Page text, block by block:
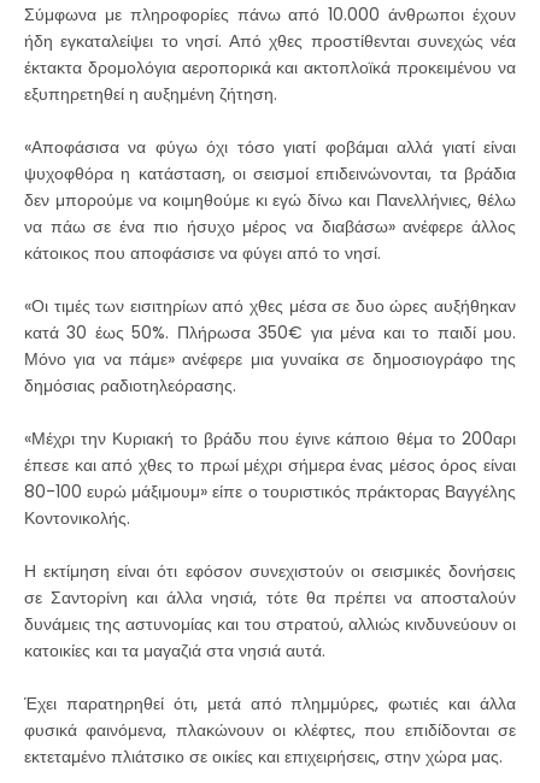
Σύμφωνα με πληροφορίες πάνω από 10.000 άνθρωποι έχουν
ήδη εγκαταλείψει το νησί. Από χθες προστίθενται συνεχώς νέα
έκτακτα δρομολόγια αεροπορικά και ακτοπλοϊκά προκειμένου να
εξυπηρετηθεί η αυξημένη ζήτηση.
«Αποφάσισα να φύγω όχι τόσο γιατί φοβάμαι αλλά γιατί είναι
ψυχοφθόρα η κατάσταση, οι σεισμοί επιδεινώνονται, τα βράδια
δεν μπορούμε να κοιμηθούμε κι εγώ δίνω και Πανελλήνιες, θέλω
να πάω σε ένα πιο ήσυχο μέρος να διαβάσω» ανέφερε άλλος
κάτοικος που αποφάσισε να φύγει από το νησί.
«Οι τιμές των εισιτηρίων από χθες μέσα σε δυο ώρες αυξήθηκαν
κατά 30 έως 50%. Πλήρωσα 350€ για μένα και το παιδί μου.
Μόνο για να πάμε» ανέφερε μια γυναίκα σε δημοσιογράφο της
δημόσιας ραδιοτηλεόρασης.
«Μέχρι την Κυριακή το βράδυ που έγινε κάποιο θέμα το 200αρι
έπεσε και από χθες το πρωί μέχρι σήμερα ένας μέσος όρος είναι
80-100 ευρώ μάξιμουμ» είπε ο τουριστικός πράκτορας Βαγγέλης
Κοντονικολής.
Η εκτίμηση είναι ότι εφόσον συνεχιστούν οι σεισμικές δονήσεις
σε Σαντορίνη και άλλα νησιά, τότε θα πρέπει να αποσταλούν
δυνάμεις της αστυνομίας και του στρατού, αλλιώς κινδυνεύουν οι
κατοικίες και τα μαγαζιά στα νησιά αυτά.
Έχει παρατηρηθεί ότι, μετά από πλημμύρες, φωτιές και άλλα
φυσικά φαινόμενα, πλακώνουν οι κλέφτες, που επιδίδονται σε
εκτεταμένο πλιάτσικο σε οικίες και επιχειρήσεις, στην χώρα μας.